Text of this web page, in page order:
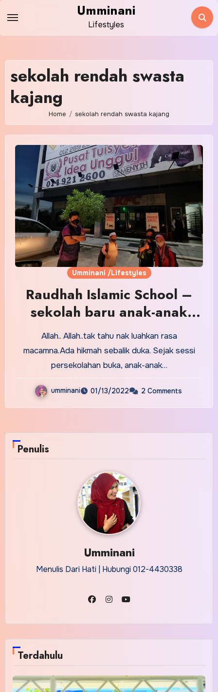
content
Umminani
Lifestyles
sekolah rendah swasta
kajang
Home sekolah rendah swasta kajang
Umminani /Lifestyles
Raudhah Islamic School –
sekolah baru anak-anak
2022
Allah.. Allah..tak tahu nak luahkan rasa
macamna.Ada hikmah sebalik duka. Sejak sessi
persekolahan buka, anak-anak…
umminani 01/13/2022 2 Comments
Penulis
Umminani
Menulis Dari Hati | Hubungi 012-4430338
Terdahulu